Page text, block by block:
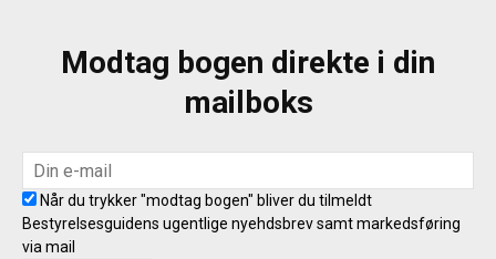
Modtag bogen direkte i din
mailboks
Når du trykker "modtag bogen" bliver du tilmeldt
Bestyrelsesguidens ugentlige nyehdsbrev samt markedsføring
via mail